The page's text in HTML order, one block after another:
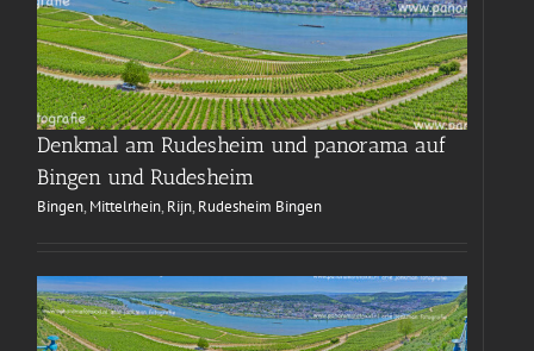
Denkmal am Rudesheim und panorama auf
Bingen und Rudesheim
Bingen, Mittelrhein, Rijn, Rudesheim Bingen